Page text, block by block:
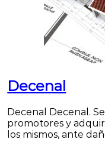
Decenal
Decenal Decenal.
promotores y
los mismos, ante